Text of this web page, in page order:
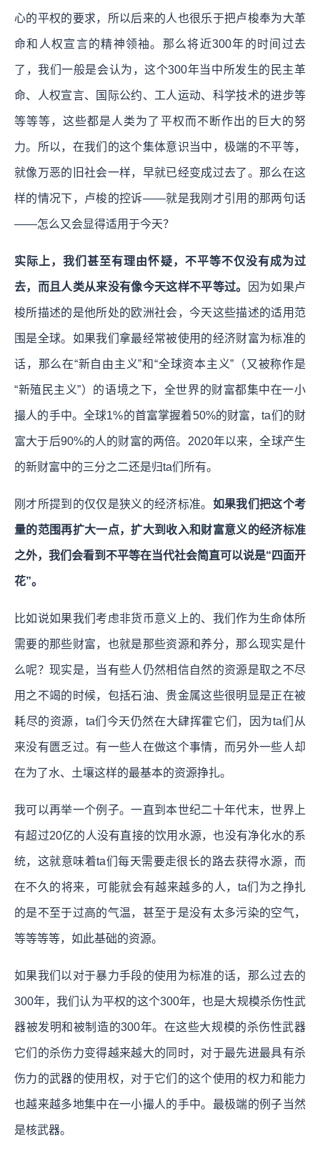
心的平权的要求，所以后来的人也很乐于把卢梭奉为大革
命和人权宣言的精神领袖。那么将近300年的时间过去
了，我们一般是会认为，这个300年当中所发生的民主革
命、人权宣言、国际公约、工人运动、科学技术的进步等
等等等，这些都是人类为了平权而不断作出的巨大的努
力。所以，在我们的这个集体意识当中，极端的不平等，
就像万恶的旧社会一样，早就已经变成过去了。那么在这
样的情况下，卢梭的控诉——就是我刚才引用的那两句话
——怎么又会显得适用于今天？
实际上，我们甚至有理由怀疑，不平等不仅没有成为过
去，而且人类从来没有像今天这样不平等过。 因为如果卢
梭所描述的是他所处的欧洲社会，今天这些描述的适用范
围是全球。如果我们拿最经常被使用的经济财富为标准的
话，那么在“新自由主义”和“全球资本主义”（又被称作是
“新殖民主义”）的语境之下，全世界的财富都集中在一小
撮人的手中。全球1%的首富掌握着50%的财富，ta们的财
富大于后90%的人的财富的两倍。2020年以来，全球产生
的新财富中的三分之二还是归ta们所有。
刚才所提到的仅仅是狭义的经济标准。 如果我们把这个考
量的范围再扩大一点，扩大到收入和财富意义的经济标准
之外，我们会看到不平等在当代社会简直可以说是“四面开
花”。
比如说如果我们考虑非货币意义上的、我们作为生命体所
需要的那些财富，也就是那些资源和养分，那么现实是什
么呢？现实是，当有些人仍然相信自然的资源是取之不尽
用之不竭的时候，包括石油、贵金属这些很明显是正在被
耗尽的资源，ta们今天仍然在大肆挥霍它们，因为ta们从
来没有匮乏过。有一些人在做这个事情，而另外一些人却
在为了水、土壤这样的最基本的资源挣扎。
我可以再举一个例子。一直到本世纪二十年代末，世界上
有超过20亿的人没有直接的饮用水源，也没有净化水的系
统，这就意味着ta们每天需要走很长的路去获得水源，而
在不久的将来，可能就会有越来越多的人，ta们为之挣扎
的是不至于过高的气温，甚至于是没有太多污染的空气，
等等等等，如此基础的资源。
如果我们以对于暴力手段的使用为标准的话，那么过去的
300年，我们认为平权的这个300年，也是大规模杀伤性武
器被发明和被制造的300年。 在这些大规模的杀伤性武器
它们的杀伤力变得越来越大的同时，对于最先进最具有杀
伤力的武器的使用权，对于它们的这个使用的权力和能力
也越来越多地集中在一小撮人的手中。 最极端的例子当然
是核武器。